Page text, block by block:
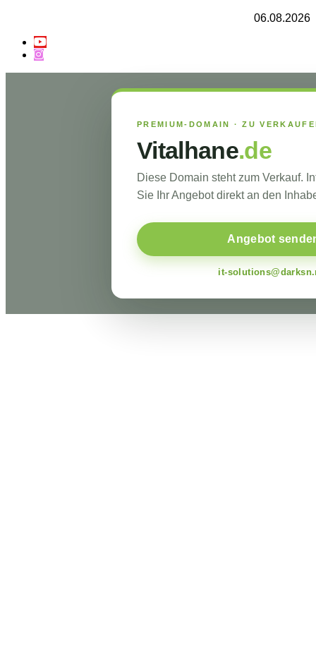
06.08.2026
PREMIUM-DOMAIN · ZU
Vitalhane.de
Diese Domain steht zum Verkauf.
Sie Ihr Angebot direkt an den
Angebot
it-